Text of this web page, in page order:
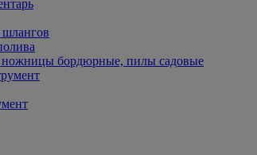
ножницы бордюрные, пилы садовые